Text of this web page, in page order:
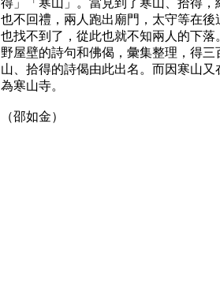
得」「寒山」。當見到了寒山、拾得，
也不回禮，兩人跑出廟門，太守等在
也找不到了，從此也就不知兩人的下
野屋壁的詩句和佛偈，彙集整理，得
山、拾得的詩偈由此出名。而因寒山
為寒山寺。
（邵如金）